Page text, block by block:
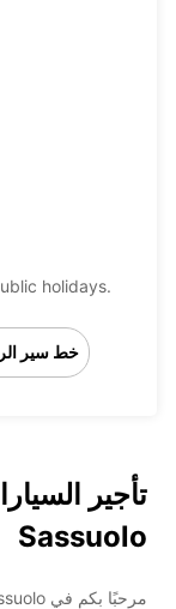
holidays.
خط سير
تأجير
Sassuolo